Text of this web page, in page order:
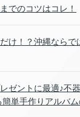
でのコツはコレ！
け！？沖縄ならで
ゼントに最適♪不
簡単手作りアルバ